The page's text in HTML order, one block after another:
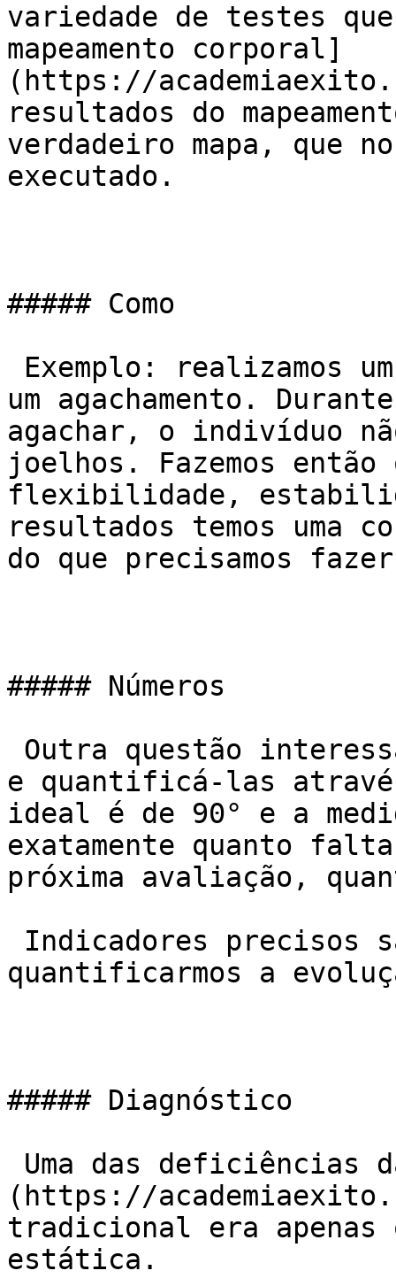
variedade de testes
mapeamento corporal]
(https://
resultados do
verdadeiro mapa, que
executado.
##### Como
um agachamento.
agachar, o indivíduo
joelhos. Fazemos
flexibilidade,
resultados temos uma
do que precisamos
##### Números
e quantificá-las
ideal é de 90° e a
exatamente quanto
próxima avaliação,
quantificarmos a
##### Diagnóstico
(https://
tradicional era apenas
estática.